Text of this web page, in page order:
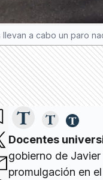
a cabo un paro
Docentes
gobierno de
promulgación en